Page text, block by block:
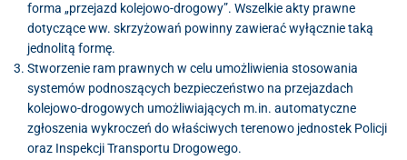
forma „przejazd kolejowo-drogowy”. Wszelkie akty prawne
dotyczące ww. skrzyżowań powinny zawierać wyłącznie taką
jednolitą formę.
Stworzenie ram prawnych w celu umożliwienia stosowania
systemów podnoszących bezpieczeństwo na przejazdach
kolejowo-drogowych umożliwiających m.in. automatyczne
zgłoszenia wykroczeń do właściwych terenowo jednostek Policji
oraz Inspekcji Transportu Drogowego.